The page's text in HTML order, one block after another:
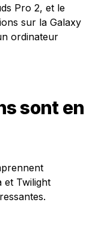
Pro 2, et le
sur la Galaxy
ordinateur
sont en
et Twilight